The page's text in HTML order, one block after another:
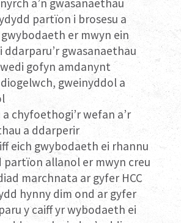
a’n gwasanaethau
partïon i brosesu a
er mwyn ein
ddarparu’r gwasanaethau
gofyn amdanynt
diogelwch, gweinyddol a
chyfoethogi’r wefan a’r
a ddarperir
eich gwybodaeth ei rhannu
partïon allanol er mwyn creu
marchnata ar gyfer HCC
hynny dim ond ar gyfer
y caiff yr wybodaeth ei